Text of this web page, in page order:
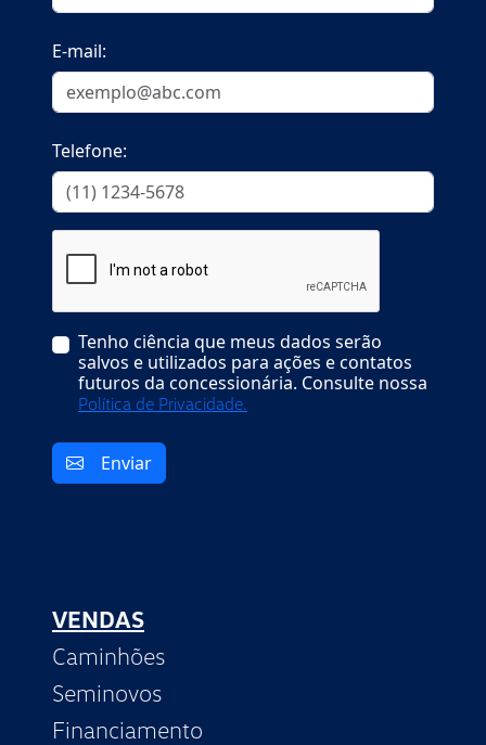
E-mail:
Telefone:
Tenho ciência que meus dados serão
salvos e utilizados para ações e contatos
futuros da concessionária. Consulte nossa
Política de Privacidade.
Enviar
VENDAS
Caminhões
Seminovos
Financiamento